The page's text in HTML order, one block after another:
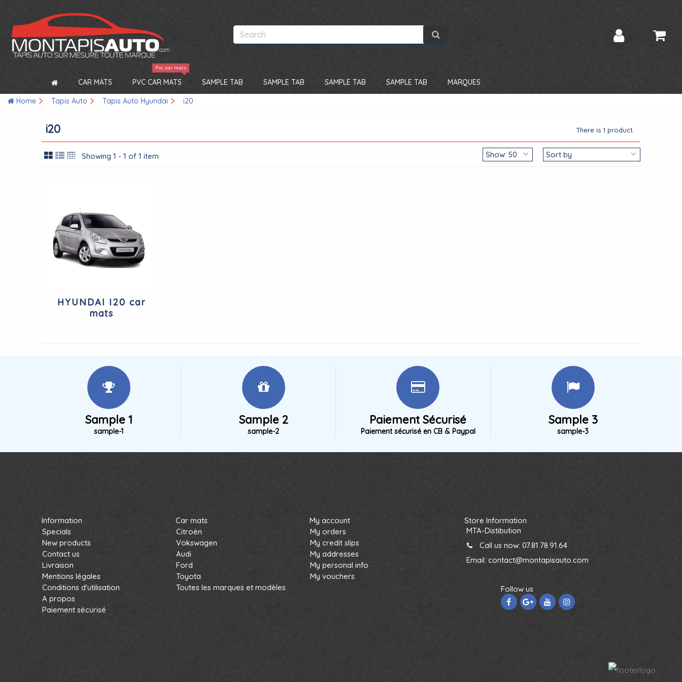
CAR MATS PVC CAR MATS
Pvc car mats
SAMPLE TAB SAMPLE TAB SAMPLE TAB SAMPLE TAB MARQUES
Home Tapis Auto Tapis Auto Hyundai i20
i20 There is 1 product.
Showing 1 - 1 of 1 item
HYUNDAI I20 car
mats
Sample 1
sample-1
Sample 2
sample-2
Paiement Sécurisé
Paiement sécurisé en CB & Paypal
Sample 3
sample-3
Information
Specials
New products
Contact us
Livraison
Mentions légales
Conditions d'utilisation
A propos
Paiement sécurisé
Car mats
Citroën
Vokswagen
Audi
Ford
Toyota
Toutes les marques et modèles
My account
My orders
My credit slips
My addresses
My personal info
My vouchers
Store Information
MTA-Distibution
Call us now:07.81.78.91.64
Email:contact@montapisauto.com
Follow us